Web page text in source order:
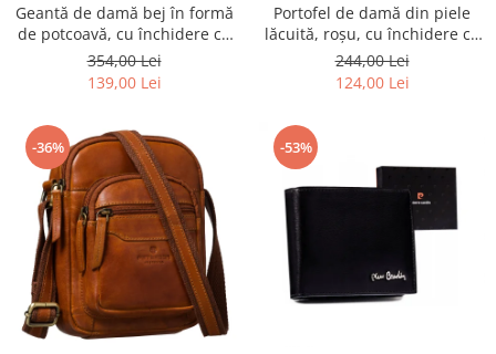
Geantă de damă bej în formă
de potcoavă, cu închidere cu
clip magnetic - Peterson PTR-
PTN PIWONIA BEIGE
354,00 Lei
139,00 Lei
Portofel de damă din piele
lăcuită, roșu, cu închidere cu
capsă - Rovicky PTR-RH-22-1-
RS RED
244,00 Lei
124,00 Lei
-36% -53%